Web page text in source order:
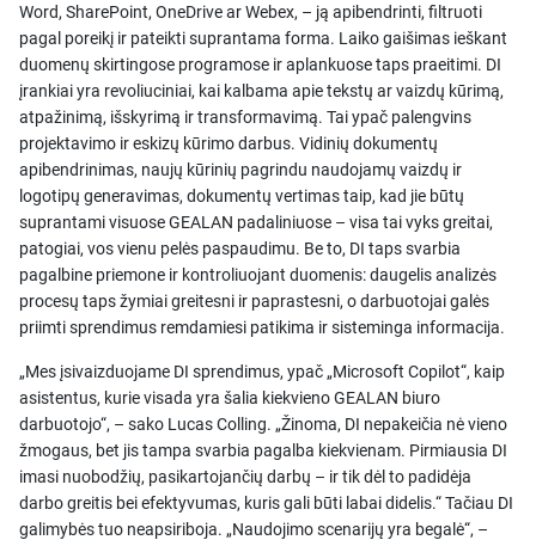
Word, SharePoint, OneDrive ar Webex, – ją apibendrinti, filtruoti
pagal poreikį ir pateikti suprantama forma. Laiko gaišimas ieškant
duomenų skirtingose programose ir aplankuose taps praeitimi. DI
įrankiai yra revoliuciniai, kai kalbama apie tekstų ar vaizdų kūrimą,
atpažinimą, išskyrimą ir transformavimą. Tai ypač palengvins
projektavimo ir eskizų kūrimo darbus. Vidinių dokumentų
apibendrinimas, naujų kūrinių pagrindu naudojamų vaizdų ir
logotipų generavimas, dokumentų vertimas taip, kad jie būtų
suprantami visuose GEALAN padaliniuose – visa tai vyks greitai,
patogiai, vos vienu pelės paspaudimu. Be to, DI taps svarbia
pagalbine priemone ir kontroliuojant duomenis: daugelis analizės
procesų taps žymiai greitesni ir paprastesni, o darbuotojai galės
priimti sprendimus remdamiesi patikima ir sisteminga informacija.
„Mes įsivaizduojame DI sprendimus, ypač „Microsoft Copilot“, kaip
asistentus, kurie visada yra šalia kiekvieno GEALAN biuro
darbuotojo“, – sako Lucas Colling. „Žinoma, DI nepakeičia nė vieno
žmogaus, bet jis tampa svarbia pagalba kiekvienam. Pirmiausia DI
imasi nuobodžių, pasikartojančių darbų – ir tik dėl to padidėja
darbo greitis bei efektyvumas, kuris gali būti labai didelis.“ Tačiau DI
galimybės tuo neapsiriboja. „Naudojimo scenarijų yra begalė“, –